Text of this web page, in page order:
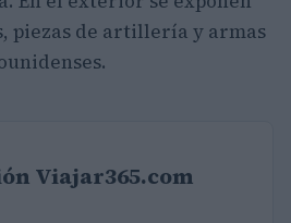
piezas de artillería y armas
Viajar365.com